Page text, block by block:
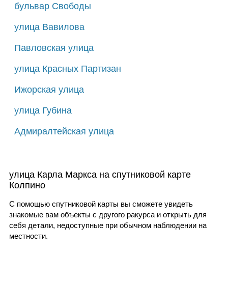
бульвар Свободы
улица Вавилова
Павловская улица
улица Красных Партизан
Ижорская улица
улица Губина
Адмиралтейская улица
улица Карла Маркса на спутниковой карте
Колпино
С помощью спутниковой карты вы сможете увидеть
знакомые вам объекты с другого ракурса и открыть для
себя детали, недоступные при обычном наблюдении на
местности.